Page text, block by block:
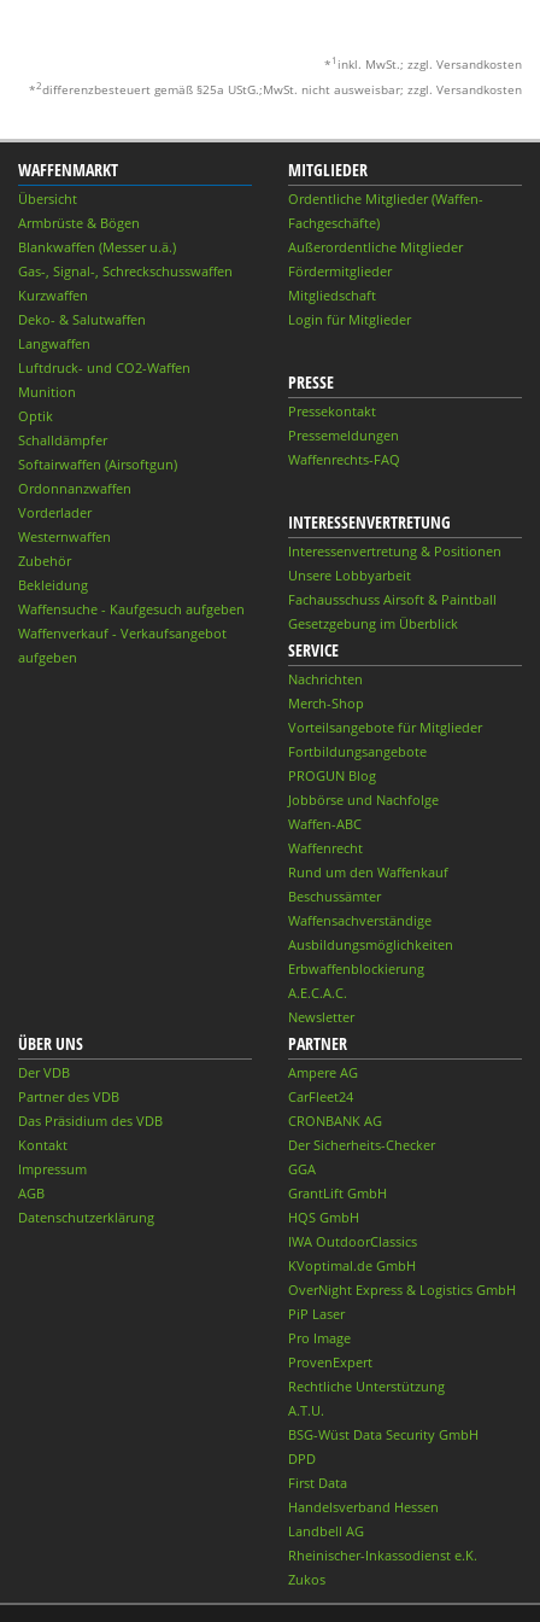
* 1 inkl. MwSt.; zzgl. Versandkosten
*2differenzbesteuert gemäß §25a UStG.;MwSt. nicht ausweisbar; zzgl. Versandkosten
WAFFENMARKT
Übersicht
Armbrüste & Bögen
Blankwaffen (Messer u.ä.)
Gas-, Signal-, Schreckschusswaffen
Kurzwaffen
Deko- & Salutwaffen
Langwaffen
Luftdruck- und CO2-Waffen
Munition
Optik
Schalldämpfer
Softairwaffen (Airsoftgun)
Ordonnanzwaffen
Vorderlader
Westernwaffen
Zubehör
Bekleidung
Waffensuche - Kaufgesuch aufgeben
Waffenverkauf - Verkaufsangebot
aufgeben
MITGLIEDER
Ordentliche Mitglieder (Waffen-
Fachgeschäfte)
Außerordentliche Mitglieder
Fördermitglieder
Mitgliedschaft
Login für Mitglieder
PRESSE
Pressekontakt
Pressemeldungen
Waffenrechts-FAQ
INTERESSENVERTRETUNG
Interessenvertretung & Positionen
Unsere Lobbyarbeit
Fachausschuss Airsoft & Paintball
Gesetzgebung im Überblick
SERVICE
Nachrichten
Merch-Shop
Vorteilsangebote für Mitglieder
Fortbildungsangebote
PROGUN Blog
Jobbörse und Nachfolge
Waffen-ABC
Waffenrecht
Rund um den Waffenkauf
Beschussämter
Waffensachverständige
Ausbildungsmöglichkeiten
Erbwaffenblockierung
A.E.C.A.C.
Newsletter
ÜBER UNS
Der VDB
Partner des VDB
Das Präsidium des VDB
Kontakt
Impressum
AGB
Datenschutzerklärung
PARTNER
Ampere AG
CarFleet24
CRONBANK AG
Der Sicherheits-Checker
GGA
GrantLift GmbH
HQS GmbH
IWA OutdoorClassics
KVoptimal.de GmbH
OverNight Express & Logistics GmbH
PiP Laser
Pro Image
ProvenExpert
Rechtliche Unterstützung
A.T.U.
BSG-Wüst Data Security GmbH
DPD
First Data
Handelsverband Hessen
Landbell AG
Rheinischer-Inkassodienst e.K.
Zukos